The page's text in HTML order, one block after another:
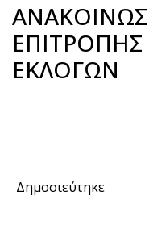
ΕΚΛΟΓΩΝ
Δημοσιεύτηκε